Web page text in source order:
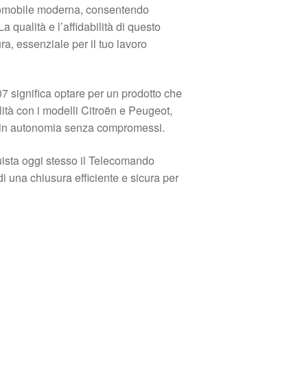
moderna, consentendo
qualità e l’affidabilità di questo
essenziale per il tuo lavoro
significa optare per un prodotto che
con i modelli Citroën e Peugeot,
autonomia senza compromessi.
oggi stesso il Telecomando
una chiusura efficiente e sicura per